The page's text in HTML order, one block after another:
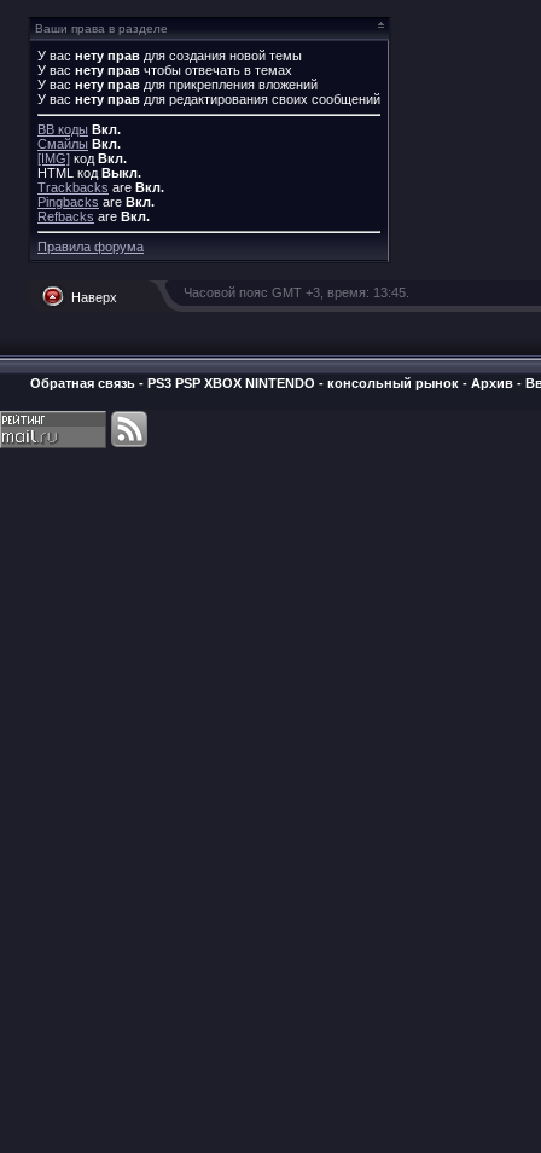
Ваши права в разделе
У вас нету прав для создания новой темы
У вас нету прав чтобы отвечать в темах
У вас нету прав для прикрепления вложений
У вас нету прав для редактирования своих сообщений
BB коды Вкл.
Смайлы Вкл.
[IMG] код Вкл.
HTML код Выкл.
Trackbacks are Вкл.
Pingbacks are Вкл.
Refbacks are Вкл.
Правила форума
Наверх Часовой пояс GMT +3, время: 13:45
Обратная связь - PS3 PSP XBOX NINTENDO - консольный рынок - Архив -